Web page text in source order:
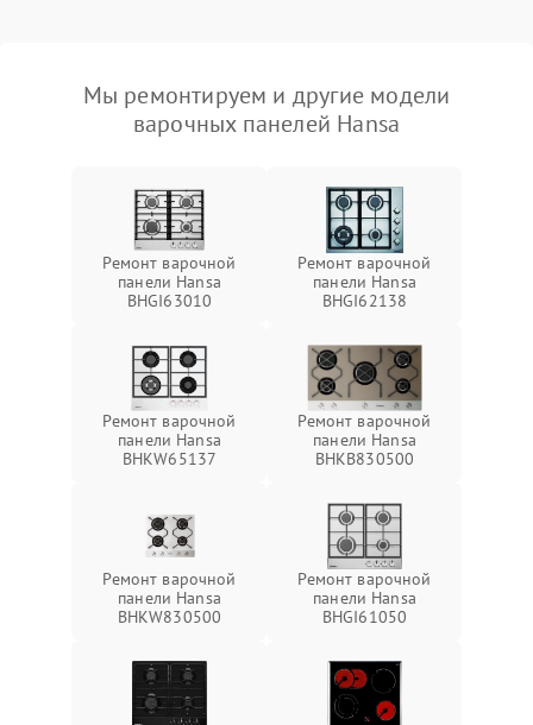
Мы ремонтируем и другие модели
варочных панелей Hansa
Ремонт варочной
панели Hansa
BHGI63010
Ремонт варочной
панели Hansa
BHGI62138
Ремонт варочной
панели Hansa
BHKW65137
Ремонт варочной
панели Hansa
BHKB830500
Ремонт варочной
панели Hansa
BHKW830500
Ремонт варочной
панели Hansa
BHGI61050